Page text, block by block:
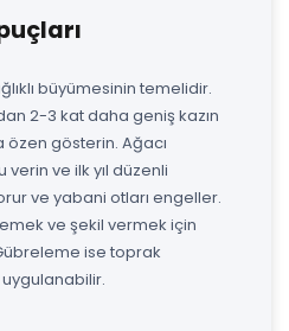
büyümesinin temelidir.
2-3 kat daha geniş kazın
özen gösterin. Ağacı
ve ilk yıl düzenli
ve yabani otları engeller.
ve şekil vermek için
ise toprak